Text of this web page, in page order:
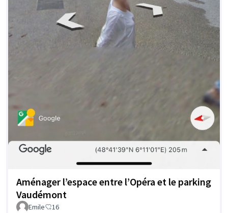
Aménager l’espace entre l’Opéra et le parking
Vaudémont
Emile 16